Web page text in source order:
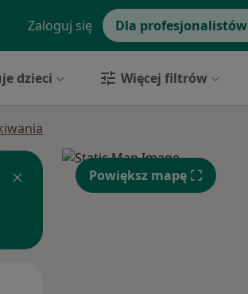
Zaloguj się Dla profesjonalistów
dzieci Więcej filtrów
Powiększ mapę